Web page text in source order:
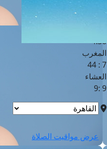
4:38
المغرب
7 : 44
العشاء
9 :9
عرض مواقيت الصلاة